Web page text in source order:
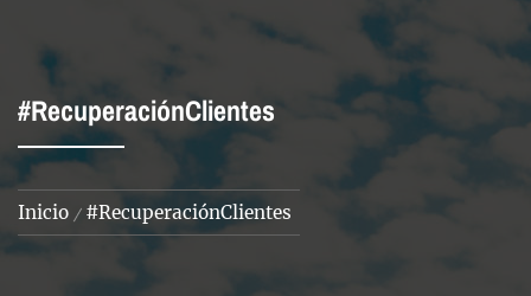
#RecuperaciónClientes
Inicio #RecuperaciónClientes